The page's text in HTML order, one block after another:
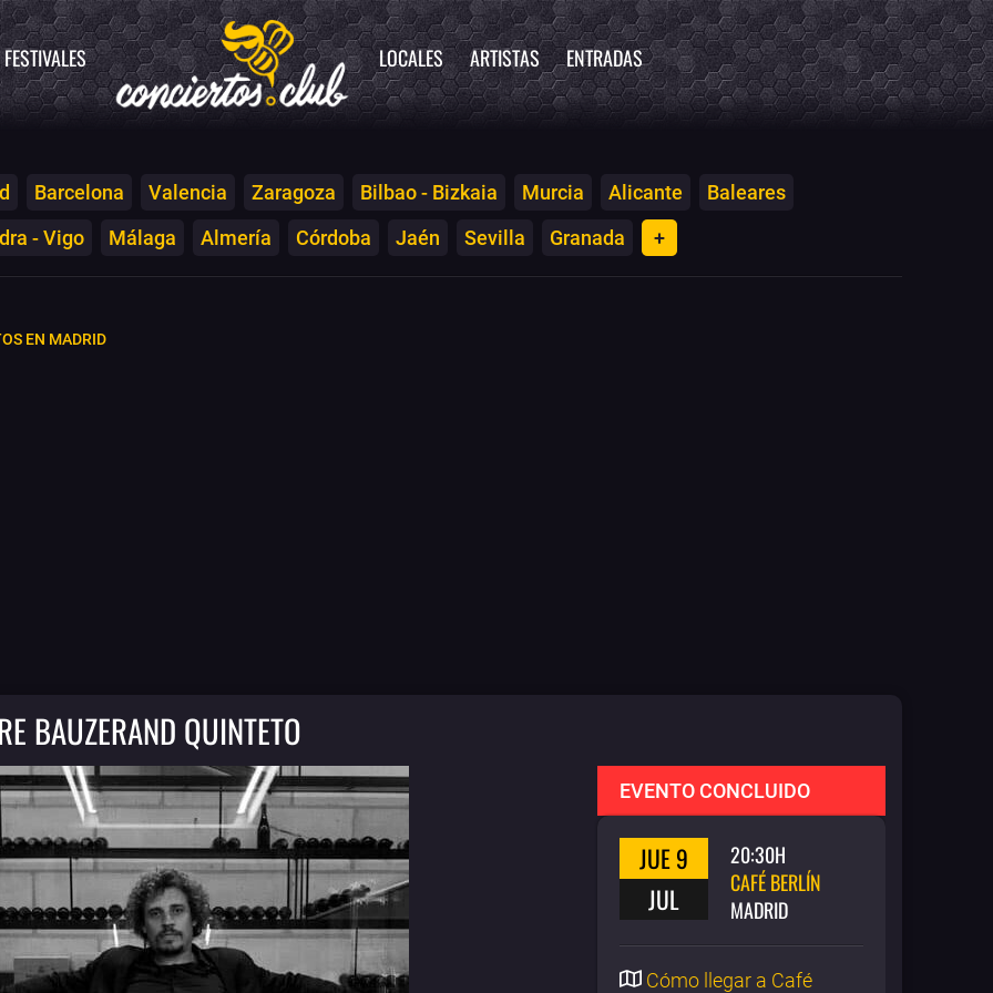
FESTIVALES LOCALES ARTISTAS ENTRADAS
Barcelona Valencia Zaragoza Bilbao - Bizkaia Murcia Alicante
Baleares
- Vigo
Málaga Almería Córdoba Jaén Sevilla Granada +
EN MADRID
BAUZERAND QUINTETO
EVENTO CONCLUIDO
JUE 9
JUL
20:30H
CAFÉ BERLÍN
MADRID
Cómo llegar a Café